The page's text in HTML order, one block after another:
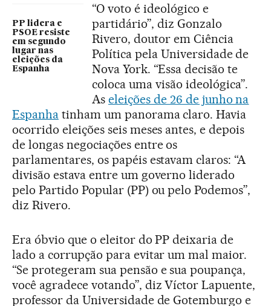
PP lidera e
PSOE resiste
em segundo
lugar nas
eleições da
Espanha
“O voto é ideológico e
partidário”, diz Gonzalo
Rivero, doutor em Ciência
Política pela Universidade de
Nova York. “Essa decisão te
coloca uma visão ideológica”.
As eleições de 26 de junho na
Espanhatinham um panorama claro. Havia
ocorrido eleições seis meses antes, e depois
de longas negociações entre os
parlamentares, os papéis estavam claros: “A
divisão estava entre um governo liderado
pelo Partido Popular (PP) ou pelo Podemos”,
diz Rivero.
Era óbvio que o eleitor do PP deixaria de
lado a corrupção para evitar um mal maior.
“Se protegeram sua pensão e sua poupança,
você agradece votando”, diz Víctor Lapuente,
professor da Universidade de Gotemburgo e